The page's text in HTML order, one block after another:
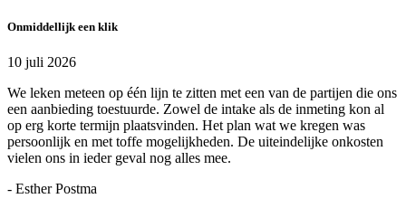
Onmiddellijk een klik
10 juli 2026
We leken meteen op één lijn te zitten met een van de partijen die ons
een aanbieding toestuurde. Zowel de intake als de inmeting kon al
op erg korte termijn plaatsvinden. Het plan wat we kregen was
persoonlijk en met toffe mogelijkheden. De uiteindelijke onkosten
vielen ons in ieder geval nog alles mee.
- Esther Postma